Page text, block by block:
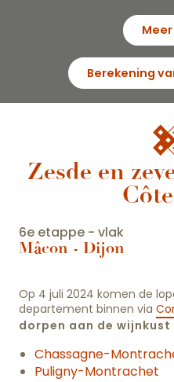
Berekening
Zesde en
6e etappe - vlak
Mâcon - Dijon
Op 4 juli 2024 komen de
departement binnen via
dorpen aan de wijnkust
Chassagne-
Puligny-Montrachet